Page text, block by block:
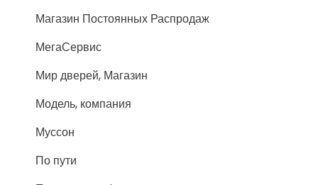
Магазин Постоянных Распродаж
МегаСервис
Мир дверей, Магазин
Модель, компания
Муссон
По пути